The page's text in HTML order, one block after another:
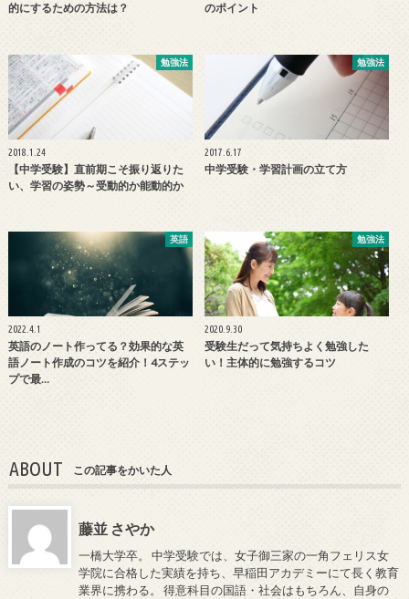
的にするための方法は？
のポイント
勉強法
2018.1.24
【中学受験】直前期こそ振り返りた
い、学習の姿勢～受動的か能動的か
勉強法
2017.6.17
中学受験・学習計画の立て方
英語
2022.4.1
英語のノート作ってる？効果的な英
語ノート作成のコツを紹介！4ステッ
プで最…
勉強法
2020.9.30
受験生だって気持ちよく勉強した
い！主体的に勉強するコツ
ABOUT この記事をかいた人
藤並 さやか
一橋大学卒。 中学受験では、女子御三家の一角フェリス女
学院に合格した実績を持ち、早稲田アカデミーにて長く教育
業界に携わる。 得意科目の国語・社会はもちろん、自身の